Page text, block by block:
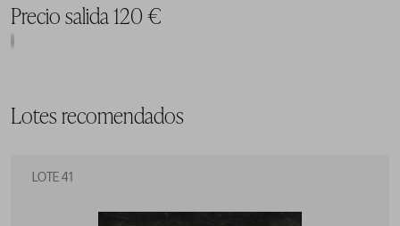
Precio salida 120 €
Lotes recomendados
LOTE 41